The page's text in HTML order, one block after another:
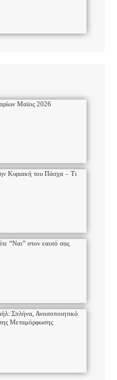
Μαϊος 2026
Κυριακή του Πάσχα – Τι
“Ναι” στον εαυτό σας
Σπλήνα, Ανοσοποιητικό
Μεταμόρφωσης